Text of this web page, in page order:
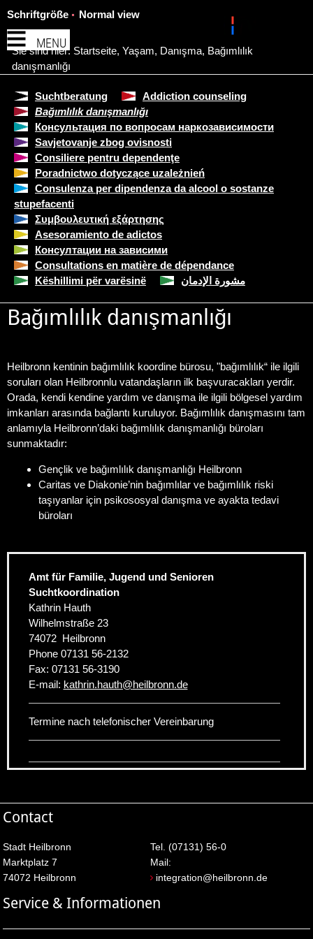
MENU
Schriftgröße Normal view
Sie sind hier: Startseite, Yaşam, Danışma, Bağımlılık
danışmanlığı
Suchtberatung
Addiction counseling
Bağımlılık danışmanlığı
Консультация по вопросам наркозависимости
Savjetovanje zbog ovisnosti
Consiliere pentru dependenţe
Poradnictwo dotyczące uzależnień
Consulenza per dipendenza da alcool o sostanze
stupefacenti
Συμβουλευτική εξάρτησης
Asesoramiento de adictos
Консултации на зависими
Consultations en matière de dépendance
Këshillimi për varësinë
مشورة الإدمان
Bağımlılık danışmanlığı
Heilbronn kentinin bağımlılık koordine bürosu, "bağımlılık“ ile ilgili
soruları olan Heilbronnlu vatandaşların ilk başvuracakları yerdir.
Orada, kendi kendine yardım ve danışma ile ilgili bölgesel yardım
imkanları arasında bağlantı kuruluyor. Bağımlılık danışmasını tam
anlamıyla Heilbronn’daki bağımlılık danışmanlığı büroları
sunmaktadır:
Gençlik ve bağımlılık danışmanlığı Heilbronn
Caritas ve Diakonie’nin bağımlılar ve bağımlılık riski
taşıyanlar için psikososyal danışma ve ayakta tedavi
büroları
Amt für Familie, Jugend und Senioren
Suchtkoordination
Kathrin Hauth
Wilhelmstraße 23
74072 Heilbronn
Phone 07131 56-2132
Fax: 07131 56-3190
E-mail: kathrin.hauth@heilbronn.de
Termine nach telefonischer Vereinbarung
Contact
Stadt Heilbronn
Marktplatz 7
74072 Heilbronn
Tel. (07131) 56-0
Mail:
integration@heilbronn.de
Service & Informationen